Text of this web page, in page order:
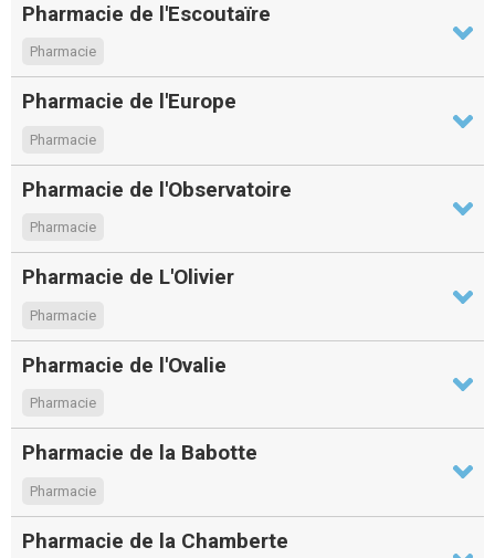
Pharmacie de l'Escoutaïre
Pharmacie
Pharmacie de l'Europe
Pharmacie
Pharmacie de l'Observatoire
Pharmacie
Pharmacie de L'Olivier
Pharmacie
Pharmacie de l'Ovalie
Pharmacie
Pharmacie de la Babotte
Pharmacie
Pharmacie de la Chamberte